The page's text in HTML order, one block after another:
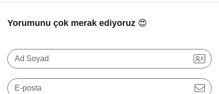
Yorumunu çok merak ediyoruz 😍
Ad Soyad
E-posta